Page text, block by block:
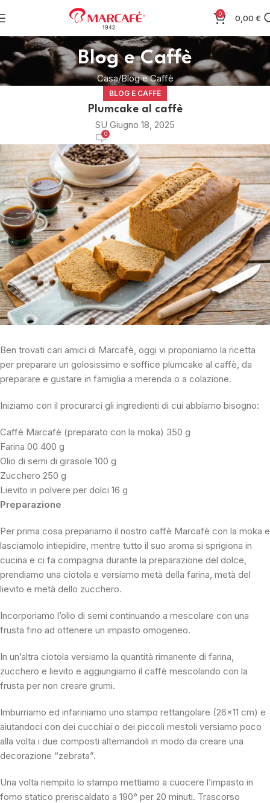
0 0,00 €
Blog e Caffè
Casa Blog e Caffè
BLOG E CAFFÈ
Plumcake al caffè
SU Giugno 18, 2025
0
Ben trovati cari amici di Marcafè, oggi vi proponiamo la ricetta
per preparare un golosissimo e soffice plumcake al caffè, da
preparare e gustare in famiglia a merenda o a colazione.
Iniziamo con il procurarci gli ingredienti di cui abbiamo bisogno:
Caffè Marcafè (preparato con la moka) 350 g
Farina 00 400 g
Olio di semi di girasole 100 g
Zucchero 250 g
Lievito in polvere per dolci 16 g
Preparazione
Per prima cosa prepariamo il nostro caffè Marcafè con la moka e
lasciamolo intiepidire, mentre tutto il suo aroma si sprigiona in
cucina e ci fa compagnia durante la preparazione del dolce,
prendiamo una ciotola e versiamo metà della farina, metà del
lievito e metà dello zucchero.
Incorporiamo l’olio di semi continuando a mescolare con una
frusta fino ad ottenere un impasto omogeneo.
In un’altra ciotola versiamo la quantità rimanente di farina,
zucchero e lievito e aggiungiamo il caffè mescolando con la
frusta per non creare grumi.
Imburriamo ed infariniamo uno stampo rettangolare (26×11 cm) e
aiutandoci con dei cucchiai o dei piccoli mestoli versiamo poco
alla volta i due composti alternandoli in modo da creare una
decorazione “zebrata”.
Una volta riempito lo stampo mettiamo a cuocere l’impasto in
forno statico preriscaldato a 190° per 20 minuti. Trascorso